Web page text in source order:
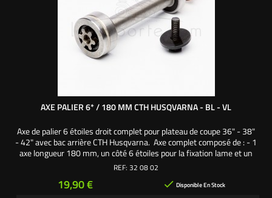
AXE PALIER 6* / 180 MM CTH HUSQVARNA - BL - VL
Axe de palier 6 étoiles droit complet pour plateau de coupe 36" - 38"
- 42" avec bac arrière CTH Husqvarna. Axe complet composé de : - 1
axe longueur 180 mm, un côté 6 étoiles pour la fixation lame et un
côté 12 cannelures pour la fixation poulie de palier - 1 roulement
REF: 32 08 02
Prix
19,90 €  Disponible En Stock